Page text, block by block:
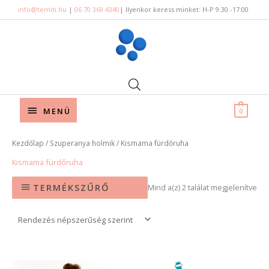
to
info@temiti.hu | 06 70 369 4340 | Ilyenkor keress minket: H-P 9:30 -17:00
Below
MENÜ 0
Kezdőlap / Szuperanya holmik/ Kismama fürdőruha
Kismama fürdőruha
TERMÉKSZŰRŐ Mind a(z) 2 találat megjelenítve